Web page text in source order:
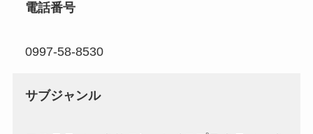
電話番号
0997-58-8530
サブジャンル